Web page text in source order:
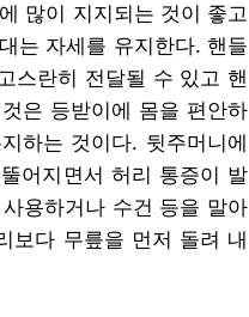
많이 지지되는 것이 좋고
는 자세를 유지한다. 핸들
스란히 전달될 수 있고 핸
은 등받이에 몸을 편안하
하는 것이다. 뒷주머니에
어지면서 허리 통증이 발
용하거나 수건 등을 말아
보다 무릎을 먼저 돌려 내